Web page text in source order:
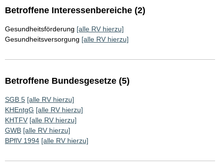
Betroffene Interessenbereiche (2)
Gesundheitsförderung [alle RV hierzu]
Gesundheitsversorgung [alle RV hierzu]
Betroffene Bundesgesetze (5)
SGB 5 [alle RV hierzu]
KHEntgG [alle RV hierzu]
KHTFV [alle RV hierzu]
GWB [alle RV hierzu]
BPflV 1994 [alle RV hierzu]